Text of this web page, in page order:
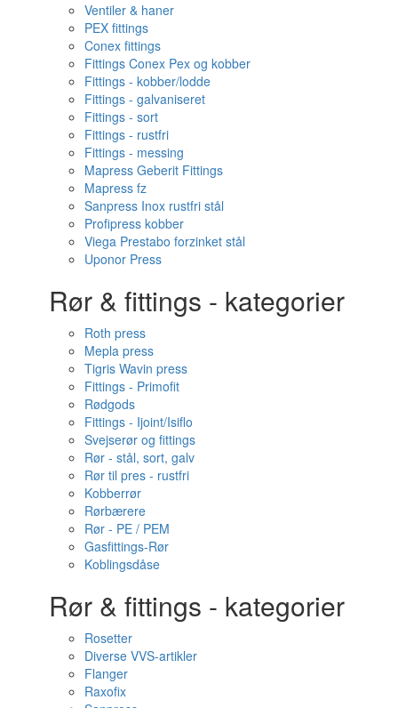
Ventiler & haner
PEX fittings
Conex fittings
Fittings Conex Pex og kobber
Fittings - kobber/lodde
Fittings - galvaniseret
Fittings - sort
Fittings - rustfri
Fittings - messing
Mapress Geberit Fittings
Mapress fz
Sanpress Inox rustfri stål
Profipress kobber
Viega Prestabo forzinket stål
Uponor Press
Rør & fittings - kategorier
Roth press
Mepla press
Tigris Wavin press
Fittings - Primofit
Rødgods
Fittings - Ijoint/Isiflo
Svejserør og fittings
Rør - stål, sort, galv
Rør til pres - rustfri
Kobberrør
Rørbærere
Rør - PE / PEM
Gasfittings-Rør
Koblingsdåse
Rør & fittings - kategorier
Rosetter
Diverse VVS-artikler
Flanger
Raxofix